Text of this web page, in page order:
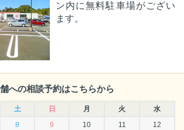
ン内に無料駐車場がござい
ます。
への相談予約はこちらから
土 日 月 火
水
8 9 10 11 12